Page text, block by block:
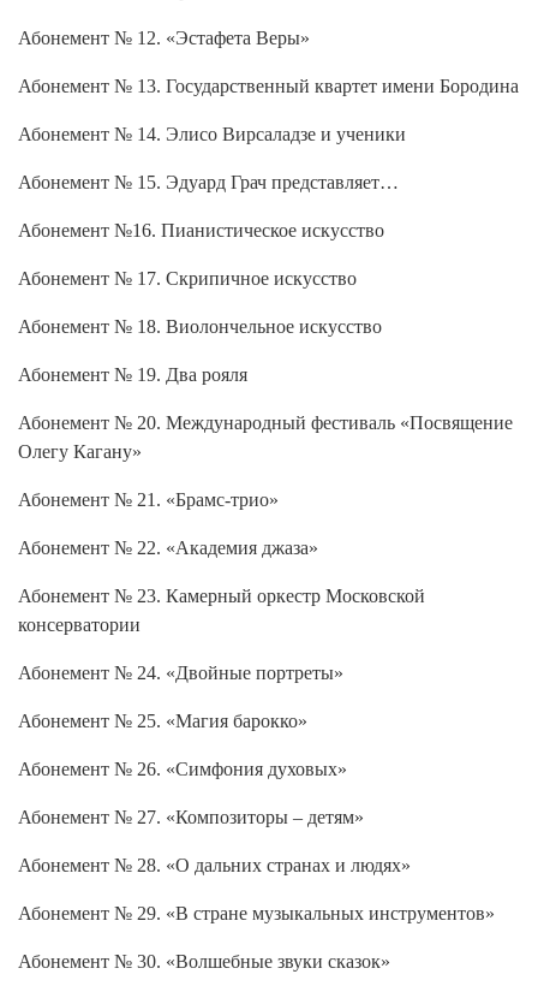
Абонемент № 12. «Эстафета Веры»
Абонемент № 13. Государственный квартет имени Бородина
Абонемент № 14. Элисо Вирсаладзе и ученики
Абонемент № 15. Эдуард Грач представляет…
Абонемент №16. Пианистическое искусство
Абонемент № 17. Скрипичное искусство
Абонемент № 18. Виолончельное искусство
Абонемент № 19. Два рояля
Абонемент № 20. Международный фестиваль «Посвящение
Олегу Кагану»
Абонемент № 21. «Брамс-трио»
Абонемент № 22. «Академия джаза»
Абонемент № 23. Камерный оркестр Московской
консерватории
Абонемент № 24. «Двойные портреты»
Абонемент № 25. «Магия барокко»
Абонемент № 26. «Симфония духовых»
Абонемент № 27. «Композиторы – детям»
Абонемент № 28. «О дальних странах и людях»
Абонемент № 29. «В стране музыкальных инструментов»
Абонемент № 30. «Волшебные звуки сказок»